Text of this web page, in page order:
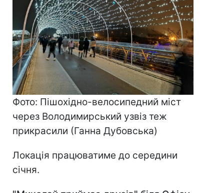
Фото: Пішохідно-велосипедний міст
через Володимирський узвіз теж
прикрасили (Ганна Дубовська)
Локація працюватиме до середини
січня.